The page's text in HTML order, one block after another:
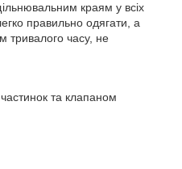
краям у всіх
правильно одягати, а
тривалого часу, не
та клапаном